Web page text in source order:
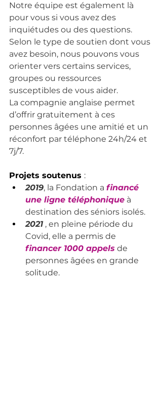
Notre équipe est également là
pour vous si vous avez des
inquiétudes ou des questions.
Selon le type de soutien dont vous
avez besoin, nous pouvons vous
orienter vers certains services,
groupes ou ressources
susceptibles de vous aider.
La compagnie anglaise permet
d’offrir gratuitement à ces
personnes âgées une amitié et un
réconfort par téléphone 24h/24 et
7j/7.
Projets soutenus :
2019, la Fondation a financé
une ligne téléphonique à
destination des séniors isolés.
2021 , en pleine période du
Covid, elle a permis de
financer 1000 appels de
personnes âgées en grande
solitude.